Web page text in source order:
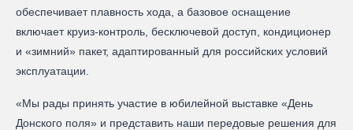
обеспечивает плавность хода, а базовое оснащение
включает круиз-контроль, бесключевой доступ, кондиционер
и «зимний» пакет, адаптированный для российских условий
эксплуатации.
«Мы рады принять участие в юбилейной выставке «День
Донского поля» и представить наши передовые решения для